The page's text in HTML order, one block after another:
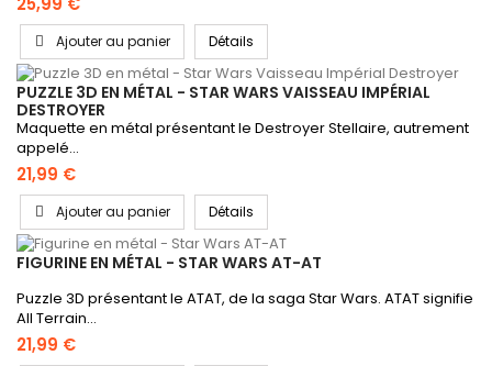
Ajouter au panier Détails
PUZZLE 3D EN MÉTAL - STAR WARS VAISSEAU IMPÉRIAL
DESTROYER
Maquette en métal présentant le Destroyer Stellaire, autrement
appelé...
21,99 €
Ajouter au panier Détails
FIGURINE EN MÉTAL - STAR WARS AT-AT
Puzzle 3D présentant le ATAT, de la saga Star Wars. ATAT signifie
All Terrain...
21,99 €